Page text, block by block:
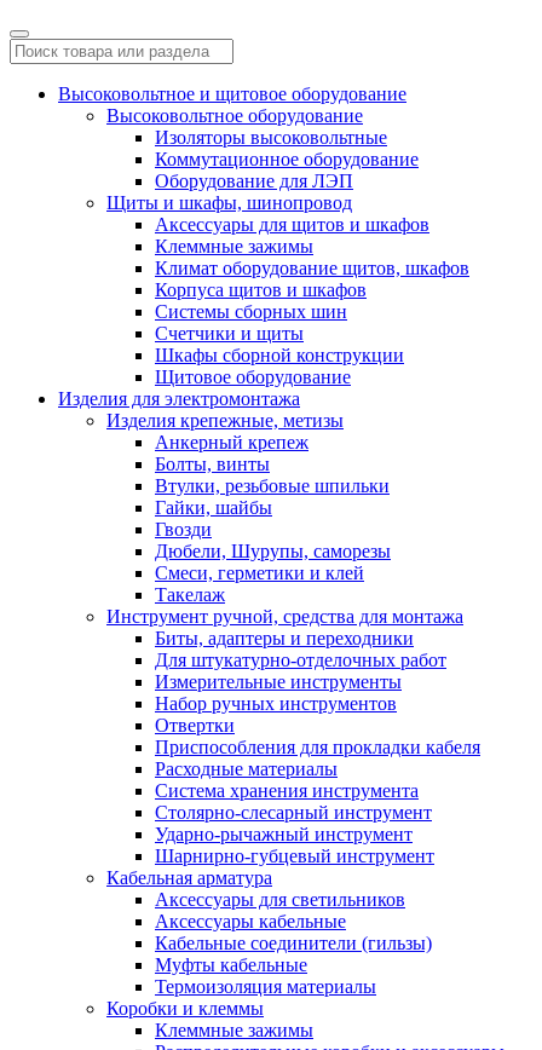
Высоковольтное и щитовое оборудование
Высоковольтное оборудование
Изоляторы высоковольтные
Коммутационное оборудование
Оборудование для ЛЭП
Щиты и шкафы, шинопровод
Аксессуары для щитов и шкафов
Клеммные зажимы
Климат оборудование щитов, шкафов
Корпуса щитов и шкафов
Системы сборных шин
Счетчики и щиты
Шкафы сборной конструкции
Щитовое оборудование
Изделия для электромонтажа
Изделия крепежные, метизы
Анкерный крепеж
Болты, винты
Втулки, резьбовые шпильки
Гайки, шайбы
Гвозди
Дюбели, Шурупы, саморезы
Смеси, герметики и клей
Такелаж
Инструмент ручной, средства для монтажа
Биты, адаптеры и переходники
Для штукатурно-отделочных работ
Измерительные инструменты
Набор ручных инструментов
Отвертки
Приспособления для прокладки кабеля
Расходные материалы
Система хранения инструмента
Столярно-слесарный инструмент
Ударно-рычажный инструмент
Шарнирно-губцевый инструмент
Кабельная арматура
Аксессуары для светильников
Аксессуары кабельные
Кабельные соединители (гильзы)
Муфты кабельные
Термоизоляция материалы
Коробки и клеммы
Клеммные зажимы